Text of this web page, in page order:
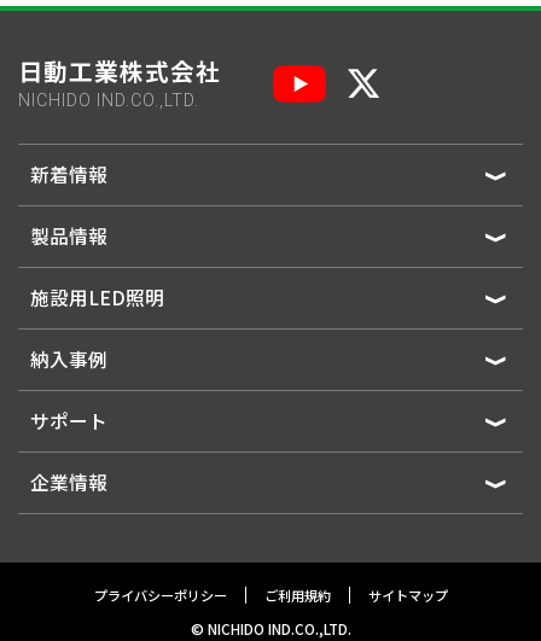
日動工業株式会社
NICHIDO IND.CO.,LTD.
新着情報
製品情報
施設用LED照明
納入事例
サポート
企業情報
プライバシーポリシー ご利用規約 サイトマップ
© NICHIDO IND.CO.,LTD.